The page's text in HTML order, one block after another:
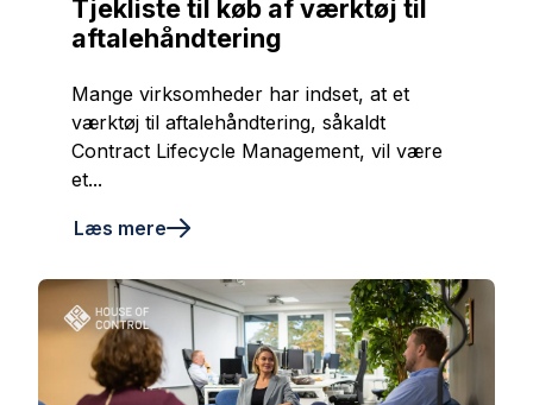
Tjekliste til køb af værktøj til
aftalehåndtering
Mange virksomheder har indset, at et
værktøj til aftalehåndtering, såkaldt
Contract Lifecycle Management, vil være
et...
Læs mere